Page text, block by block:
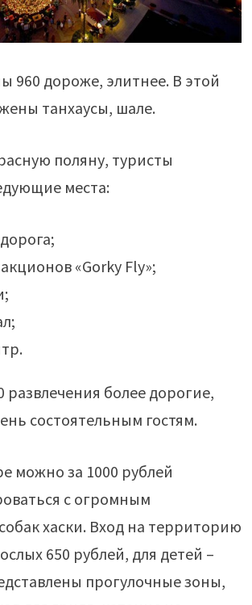
960 дороже, элитнее. В этой
танхаусы, шале.
поляну, туристы
места:
«Gorky Fly»;
развлечения более дорогие,
состоятельным гостям.
можно за 1000 рублей
с огромным
хаски. Вход на территорию
650 рублей, для детей –
прогулочные зоны,